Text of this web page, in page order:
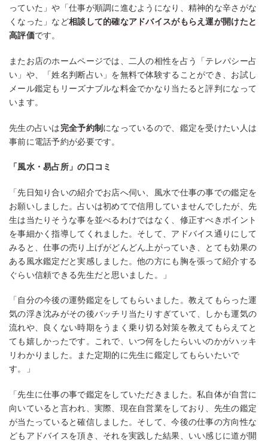
っていた」や「仕事が順調に進むようになり、精神的な辛さがな
くなった」など相談して的確なアドバイスがもらえ運が開けたと
高評価です。
またお店のホームページでは、二人の相性を占う「テレパシー占
い」や、「姓名判断占い」を無料で体験することができ、お試し
メール鑑定もリーズナブルな料金でかなり当たると評判になって
います。
先生の占いは完全予約制になっているので、鑑定を受けたい人は
事前に電話予約が必要です。
「風水・易占所」の口コミ
「先日知り合いの紹介でお店へ伺い、風水で仕事の事での鑑定を
お願いしました。占いは初めてで信用していませんでしたが、先
生は当たりそうな事を並べるわけではなく、修正すべきポイント
を事細かく指導してくれました。そして、アドバイス通りにして
みると、仕事の売り上げがどんどん上がっていき、とても効果の
ある風水鑑定だと実感しました。他の方にも胸を張って紹介する
ぐらい信頼できる先生だと思いました。」
「自分の今後の運勢鑑定をしてもらいました。教えてもらった運
気の浮き沈みがその後バッチリ当たりすぎていて、しかも運気の
流れや、良くない時期をうまく乗り切る対策を教えてもらえてと
ても嬉しかったです。これで、いつ何をしたらいいのかがハッキ
リわかりました。また定期的に先生に鑑定してもらいたいで
す。」
「先生に仕事の事で鑑定をしていただきました。私自体が自営に
向いていると言われ、実際、現在自営業をしており、先生の鑑定
が当たっていると確信しました。そして、今後の仕事の方向性な
どもアドバイスを頂き、それを実践した結果、いい感じに道が開